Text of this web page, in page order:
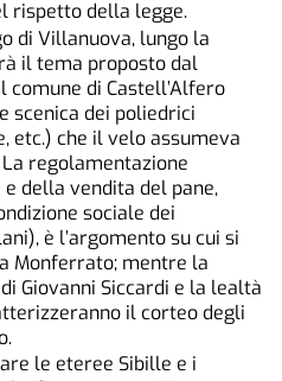
rispetto della legge.
di Villanuova, lungo la
il tema proposto dal
comune di Castell’Alfero
scenica dei poliedrici
etc.) che il velo assumeva
regolamentazione
della vendita del pane,
sociale dei
è l’argomento su cui si
Monferrato; mentre la
Giovanni Siccardi e la lealtà
il corteo degli
le eteree Sibille e i